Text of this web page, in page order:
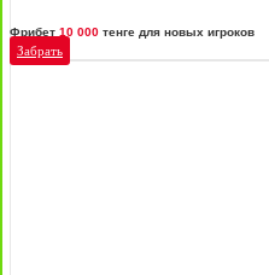
Фрибет 10 000 тенге для новых игроков
Забрать